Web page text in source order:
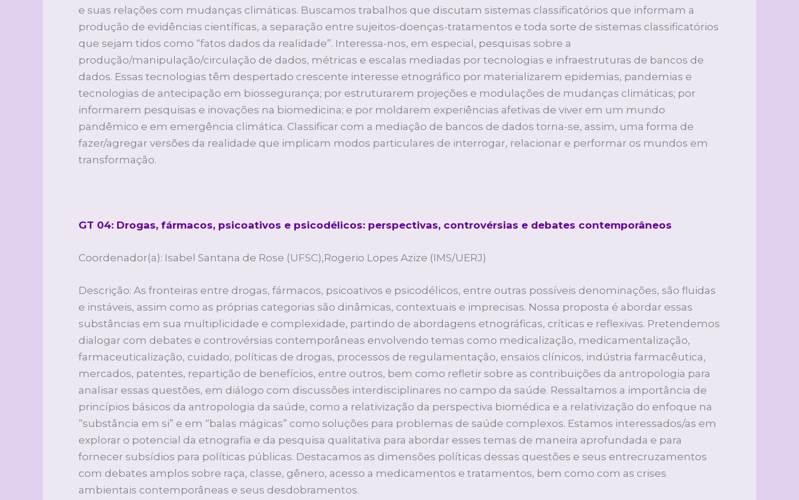
e suas relações com mudanças climáticas. Buscamos trabalhos que discutam sistemas classificatórios que informam a
produção de evidências científicas, a separação entre sujeitos-doenças-tratamentos e toda sorte de sistemas classificatórios
que sejam tidos como “fatos dados da realidade”. Interessa-nos, em especial, pesquisas sobre a
produção/manipulação/circulação de dados, métricas e escalas mediadas por tecnologias e infraestruturas de bancos de
dados. Essas tecnologias têm despertado crescente interesse etnográfico por materializarem epidemias, pandemias e
tecnologias de antecipação em biossegurança; por estruturarem projeções e modulações de mudanças climáticas; por
informarem pesquisas e inovações na biomedicina; e por moldarem experiências afetivas de viver em um mundo
pandêmico e em emergência climática. Classificar com a mediação de bancos de dados torna-se, assim, uma forma de
fazer/agregar versões da realidade que implicam modos particulares de interrogar, relacionar e performar os mundos em
transformação.
GT 04: Drogas, fármacos, psicoativos e psicodélicos: perspectivas, controvérsias e debates contemporâneos
Coordenador(a): Isabel Santana de Rose (UFSC),Rogerio Lopes Azize (IMS/UERJ)
Descrição: As fronteiras entre drogas, fármacos, psicoativos e psicodélicos, entre outras possíveis denominações, são fluidas
e instáveis, assim como as próprias categorias são dinâmicas, contextuais e imprecisas. Nossa proposta é abordar essas
substâncias em sua multiplicidade e complexidade, partindo de abordagens etnográficas, críticas e reflexivas. Pretendemos
dialogar com debates e controvérsias contemporâneas envolvendo temas como medicalização, medicamentalização,
farmaceuticalização, cuidado, políticas de drogas, processos de regulamentação, ensaios clínicos, indústria farmacêutica,
mercados, patentes, repartição de benefícios, entre outros, bem como refletir sobre as contribuições da antropologia para
analisar essas questões, em diálogo com discussões interdisciplinares no campo da saúde. Ressaltamos a importância de
princípios básicos da antropologia da saúde, como a relativização da perspectiva biomédica e a relativização do enfoque na
“substância em si” e em “balas mágicas” como soluções para problemas de saúde complexos. Estamos interessados/as em
explorar o potencial da etnografia e da pesquisa qualitativa para abordar esses temas de maneira aprofundada e para
fornecer subsídios para políticas públicas. Destacamos as dimensões políticas dessas questões e seus entrecruzamentos
com debates amplos sobre raça, classe, gênero, acesso a medicamentos e tratamentos, bem como com as crises
ambientais contemporâneas e seus desdobramentos.